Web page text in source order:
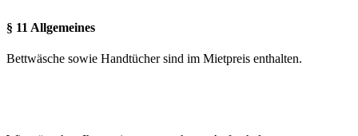
§ 11 Allgemeines
Bettwäsche sowie Handtücher sind im Mietpreis enthalten.